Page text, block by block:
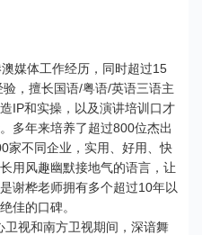
媒体工作经历，同时超过15
，擅长国语/粤语/英语三语主
IP和实操，以及演讲培训口才
多年来培养了超过800位杰出
家不同企业，实用、好用、快
用风趣幽默接地气的语言，让
谢桦老师拥有多个超过10年以
佳的口碑。
视和南方卫视期间，深谙舞